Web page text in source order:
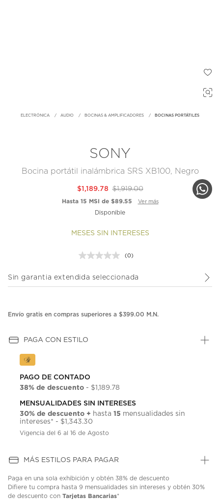
ELECTRÓNICA AUDIO BOCINAS & AMPLIFICADORES BOCINAS PORTÁTILES
SONY
Bocina portátil inalámbrica SRS XB100, Negro
$1,919.00
$1,189.78
Hasta 15 MSI de $89.55 Ver más
Disponible
MESES SIN INTERESES
Sin
Enlace
(0)
Sin garantia extendida seleccionada
Envío gratis en compras superiores a $399.00 M.N.
PAGA CON ESTILO
PAGO DE CONTADO
38% de descuento - $1,189.78
MENSUALIDADES SIN INTERESES
30% de descuento + hasta 15 mensualidades sin
intereses* - $1,343.30
Vigencia del 6 al 16 de Agosto
MÁS ESTILOS PARA PAGAR
Paga en una sola exhibición y obtén 38% de descuento
Difiere tu compra hasta 9 mensualidades sin intereses y obtén 30%
de descuento con Tarjetas Bancarias*